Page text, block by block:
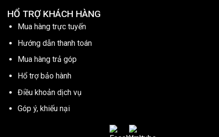
HỔ TRỢ KHÁCH HÀNG
Mua hàng trực tuyến
Hướng dẫn thanh toán
Mua hàng trả góp
Hổ trợ bảo hành
Điều khoản dịch vụ
Góp ý, khiếu nại